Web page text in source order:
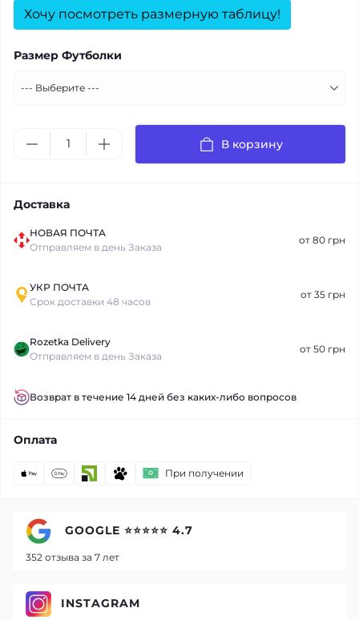
Хочу посмотреть размерную таблицу!
Размер Футболки
В корзину
Доставка
НОВАЯ ПОЧТА
Отправляем в день Заказа
от 80 грн
УКР ПОЧТА
Срок доставки 48 часов
от 35 грн
Rozetka Delivery
Отправляем в день Заказа
от 50 грн
Возврат в течение 14 дней без каких-либо вопросов
Оплата
При получении
GOOGLE ⭐⭐⭐⭐⭐ 4.7
352 отзыва за 7 лет
INSTAGRAM